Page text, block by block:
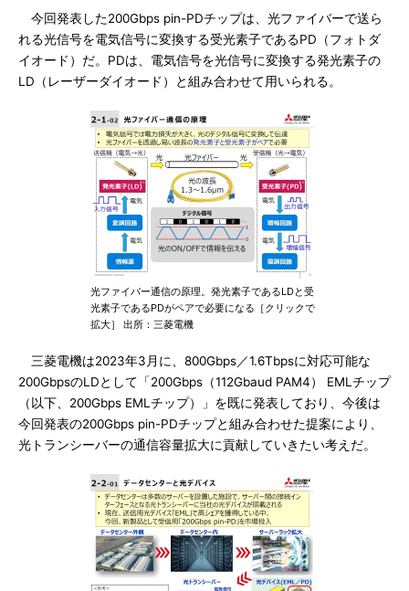
今回発表した200Gbps pin-PDチップは、光ファイバーで送ら
れる光信号を電気信号に変換する受光素子であるPD（フォトダ
イオード）だ。PDは、電気信号を光信号に変換する発光素子の
LD（レーザーダイオード）と組み合わせて用いられる。
光ファイバー通信の原理。発光素子であるLDと受
光素子であるPDがペアで必要になる［クリックで
拡大］ 出所：三菱電機
三菱電機は2023年3月に、800Gbps／1.6Tbpsに対応可能な
200GbpsのLDとして「200Gbps（112Gbaud PAM4） EMLチップ
（以下、200Gbps EMLチップ）」を既に発表しており、今後は
今回発表の200Gbps pin-PDチップと組み合わせた提案により、
光トランシーバーの通信容量拡大に貢献していきたい考えだ。